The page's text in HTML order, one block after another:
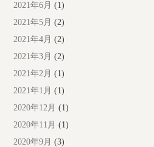
2021年6月 (1)
2021年5月 (2)
2021年4月 (2)
2021年3月 (2)
2021年2月 (1)
2021年1月 (1)
2020年12月 (1)
2020年11月 (1)
2020年9月 (3)